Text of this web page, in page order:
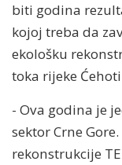
biti godina
kojoj treba da
ekološku
toka rijeke
- Ova godina je
sektor Crne
rekonstrukcije